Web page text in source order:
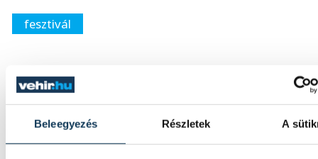
Beleegyezés Részletek A
fesztivál